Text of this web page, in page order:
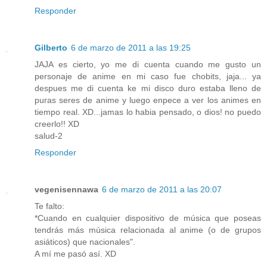
Responder
Gilberto 6 de marzo de 2011 a las 19:25
JAJA es cierto, yo me di cuenta cuando me gusto un
personaje de anime en mi caso fue chobits, jaja... ya
despues me di cuenta ke mi disco duro estaba lleno de
puras seres de anime y luego enpece a ver los animes en
tiempo real. XD...jamas lo habia pensado, o dios! no puedo
creerlo!! XD
salud-2
Responder
vegenisennawa 6 de marzo de 2011 a las 20:07
Te falto:
*Cuando en cualquier dispositivo de música que poseas
tendrás más música relacionada al anime (o de grupos
asiáticos) que nacionales".
A mí me pasó así. XD